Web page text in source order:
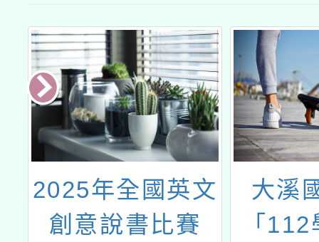
2025年全國英文
創意說書比賽
大溪
「